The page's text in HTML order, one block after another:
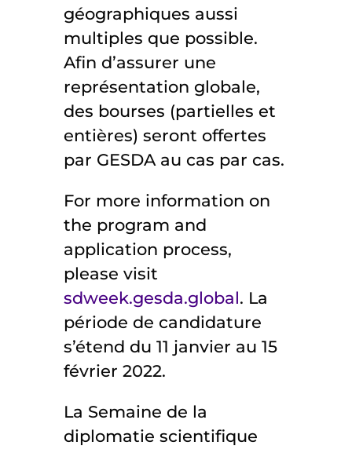
géographiques aussi
multiples que possible.
Afin d’assurer une
représentation globale,
des bourses (partielles et
entières) seront offertes
par GESDA au cas par cas.
For more information on
the program and
application process,
please visit
sdweek.gesda.global. La
période de candidature
s’étend du 11 janvier au 15
février 2022.
La Semaine de la
diplomatie scientifique